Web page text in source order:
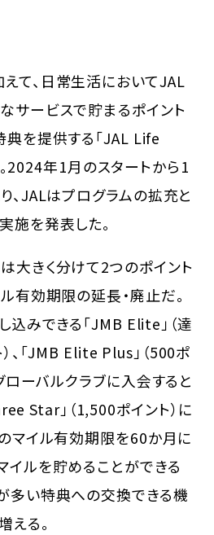
て、日常生活においてJAL
サービスで貯まるポイント
典を提供する「JAL Life
2024年1月のスタートから1
、JALはプログラムの拡充と
施を発表した。
大きく分けて2つのポイント
有効期限の延長・廃止だ。
みできる「JMB Elite」（達
、「JMB Elite Plus」（500ポ
ローバルクラブに入会すると
Star」（1,500ポイント）に
マイル有効期限を60か月に
イルを貯めることができる
多い特典への交換できる機
える。